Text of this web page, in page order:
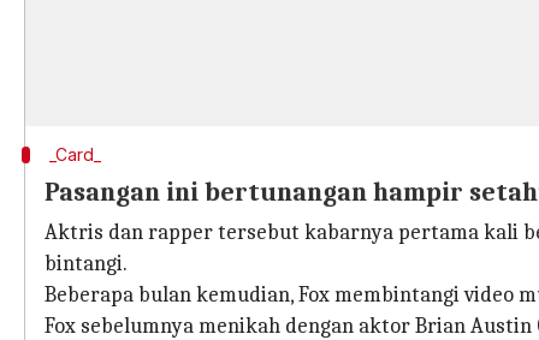
_Card_
Pasangan ini bertunangan hampir
Aktris dan rapper tersebut kabarnya pertama kali
bintangi.
Beberapa bulan kemudian, Fox membintangi video
Fox sebelumnya menikah dengan aktor Brian